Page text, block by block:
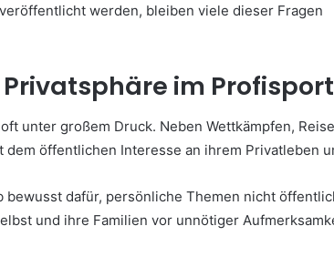
werden, bleiben viele dieser Fragen
im Profisport
unter großem Druck. Neben Wettkämpfen,
öffentlichen Interesse an ihrem Privatleben
dafür, persönliche Themen nicht
und ihre Familien vor unnötiger